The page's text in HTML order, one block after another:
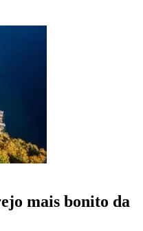
mais bonito da